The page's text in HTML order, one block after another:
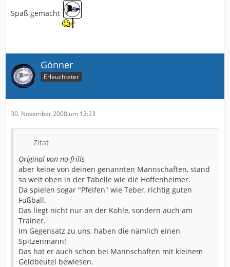
Spaß gemacht
Gönner
Erleuchteter
30. November 2008 um 12:23
Zitat
Original von no-frills
aber keine von deinen genannten Mannschaften, stand
so weit oben in der Tabelle wie die Hoffenheimer.
Da spielen sogar "Pfeifen" wie Teber, richtig guten
Fußball.
Das liegt nicht nur an der Kohle, sondern auch am
Trainer.
Im Gegensatz zu uns, haben die nämlich einen
Spitzenmann!
Das hat er auch schon bei Mannschaften mit kleinem
Geldbeutel bewiesen.